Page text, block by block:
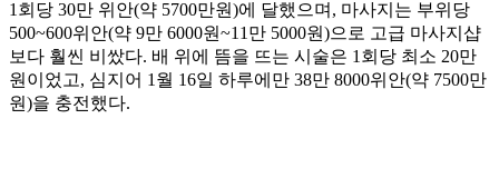
1회당 30만 위안(약 5700만원)에 달했으며, 마사지는 부위당
500~600위안(약 9만 6000원~11만 5000원)으로 고급 마사지샵
보다 훨씬 비쌌다. 배 위에 뜸을 뜨는 시술은 1회당 최소 20만
원이었고, 심지어 1월 16일 하루에만 38만 8000위안(약 7500만
원)을 충전했다.